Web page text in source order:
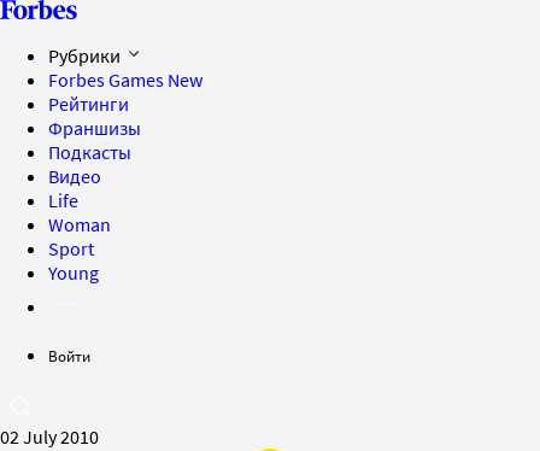
Рубрики
Forbes Games New
Рейтинги
Франшизы
Подкасты
Видео
Life
Woman
Sport
Young
Войти
02 July 2010